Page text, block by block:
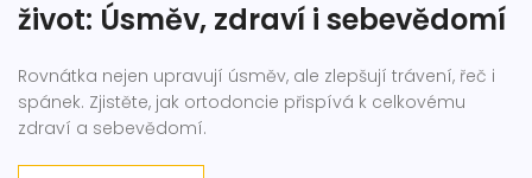
život: Úsměv, zdraví i sebevědomí
Rovnátka nejen upravují úsměv, ale zlepšují trávení, řeč i
spánek. Zjistěte, jak ortodoncie přispívá k celkovému
zdraví a sebevědomí.